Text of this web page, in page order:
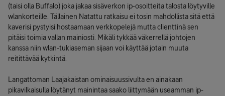
(taisi olla Buffalo) joka jakaa sisäverkon ip-osoitteita talosta löytyville
wlankorteille. Tällainen Natattu ratkaisu ei tosin mahdollista sitä että
kaverisi pystyisi hostaamaan verkkopelejä mutta clienttinä sen
pitäisi toimia vallan mainiosti. Mikäli tykkää väkerrellä johtojen
kanssa niin wlan-tukiaseman sijaan voi käyttää jotain muuta
reitittävää kytkintä.
Langattoman Laajakaistan ominaisuussivulta en ainakaan
pikavilkaisulla löytänyt mainintaa saako liittymään useamman ip-